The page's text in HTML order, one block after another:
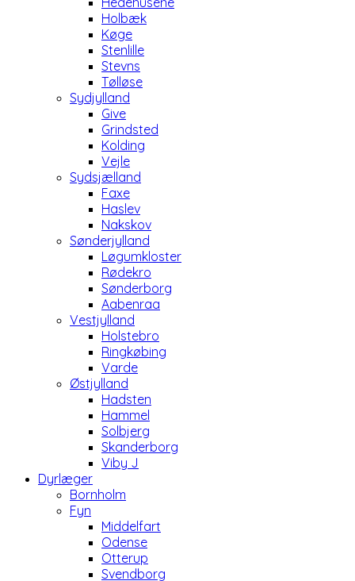
Holbæk
Køge
Stenlille
Stevns
Tølløse
Sydjylland
Give
Grindsted
Kolding
Vejle
Sydsjælland
Faxe
Haslev
Nakskov
Sønderjylland
Løgumkloster
Rødekro
Sønderborg
Aabenraa
Vestjylland
Holstebro
Ringkøbing
Varde
Østjylland
Hadsten
Hammel
Solbjerg
Skanderborg
Viby J
Dyrlæger
Bornholm
Fyn
Middelfart
Odense
Otterup
Svendborg